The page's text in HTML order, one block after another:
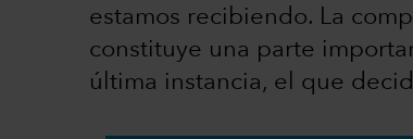
estamos recibiendo. La
constituye una parte
última instancia, el que